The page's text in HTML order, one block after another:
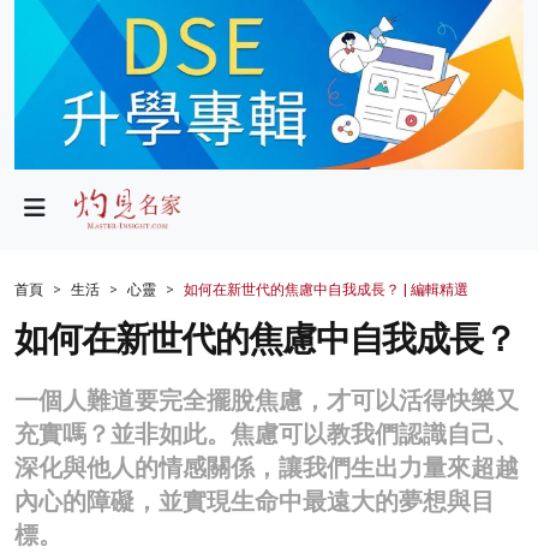
政局
財經
生活
商業
科技
首頁 生活 心靈 如何在新世代的焦慮中自我成長？ | 編輯精選
如何在新世代的焦慮中自我成長？
一個人難道要完全擺脫焦慮，才可以活得快樂又
充實嗎？並非如此。焦慮可以教我們認識自己、
深化與他人的情感關係，讓我們生出力量來超越
內心的障礙，並實現生命中最遠大的夢想與目
標。